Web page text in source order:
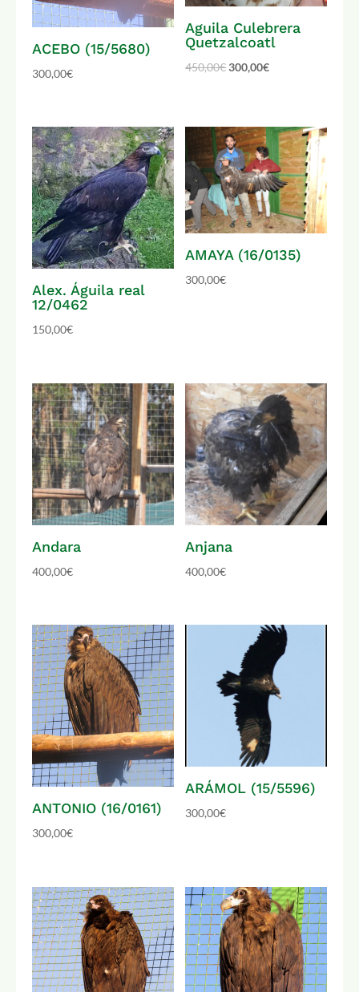
ACEBO (15/5680)
300,00€
Aguila Culebrera
Quetzalcoatl
450,00€300,00€
Alex. Águila real
12/0462
150,00€
AMAYA (16/0135)
300,00€
Andara
400,00€
Anjana
400,00€
ANTONIO (16/0161)
300,00€
ARÁMOL (15/5596)
300,00€